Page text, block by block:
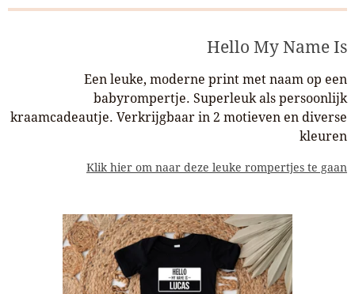
Hello My Name Is
Een leuke, moderne print met naam op een
babyrompertje. Superleuk als persoonlijk
kraamcadeautje. Verkrijgbaar in 2 motieven en diverse
kleuren
Klik hier om naar deze leuke rompertjes te gaan